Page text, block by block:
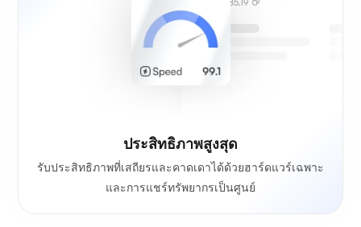
ประสิทธิภาพสูงสุด
รับประสิทธิภาพที่เสถียรและคาดเดาได้ด้วยฮาร์ดแวร์เฉพาะ
และการแชร์ทรัพยากรเป็นศูนย์